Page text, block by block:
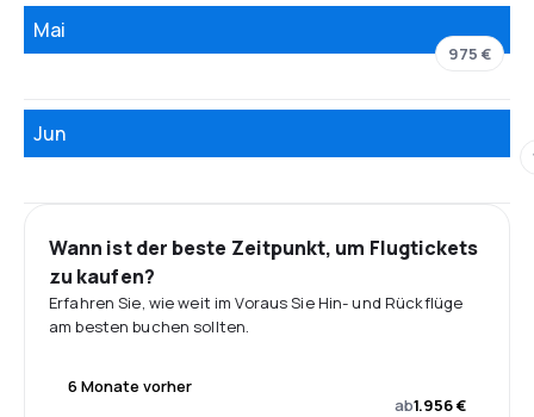
Mai
975 €
Jun
Wann ist der beste Zeitpunkt, um Flugtickets
zu kaufen?
Erfahren Sie, wie weit im Voraus Sie Hin- und Rückflüge
am besten buchen sollten.
6 Monate vorher
ab1.956 €